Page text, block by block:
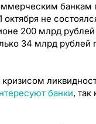
банкам
не
200 млрд
34 млрд рублей
банки, так